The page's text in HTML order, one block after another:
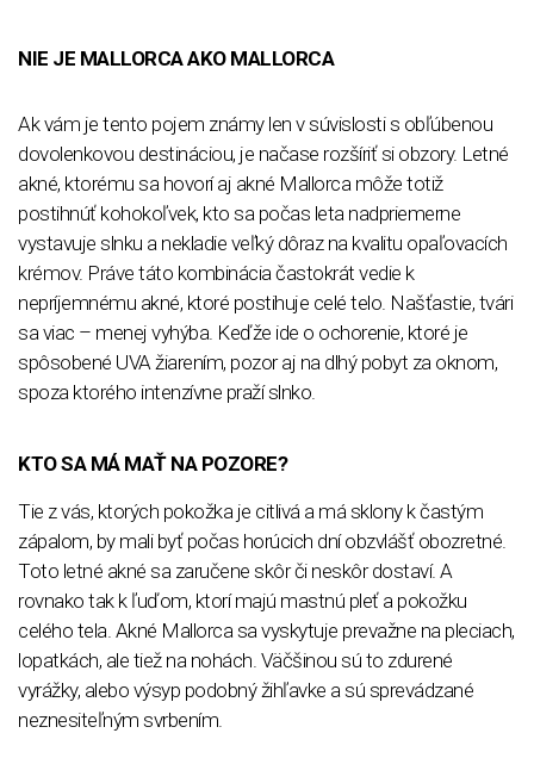
NIE JE MALLORCA AKO MALLORCA
Ak vám je tento pojem známy len v súvislosti s obľúbenou
dovolenkovou destináciou, je načase rozšíriť si obzory. Letné
akné, ktorému sa hovorí aj akné Mallorca môže totiž
postihnúť kohokoľvek, kto sa počas leta nadpriemerne
vystavuje slnku a nekladie veľký dôraz na kvalitu opaľovacích
krémov. Práve táto kombinácia častokrát vedie k
nepríjemnému akné, ktoré postihuje celé telo. Našťastie, tvári
sa viac – menej vyhýba. Keďže ide o ochorenie, ktoré je
spôsobené UVA žiarením, pozor aj na dlhý pobyt za oknom,
spoza ktorého intenzívne praží slnko.
KTO SA MÁ MAŤ NA POZORE?
Tie z vás, ktorých pokožka je citlivá a má sklony k častým
zápalom, by mali byť počas horúcich dní obzvlášť obozretné.
Toto letné akné sa zaručene skôr či neskôr dostaví. A
rovnako tak k ľuďom, ktorí majú mastnú pleť a pokožku
celého tela. Akné Mallorca sa vyskytuje prevažne na pleciach,
lopatkách, ale tiež na nohách. Väčšinou sú to zdurené
vyrážky, alebo výsyp podobný žihľavke a sú sprevádzané
neznesiteľným svrbením.